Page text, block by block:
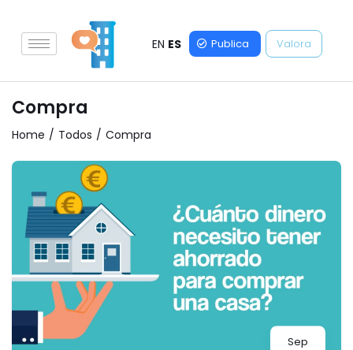
EN ES Publica Valora
Compra
Home Todos Compra
Sep